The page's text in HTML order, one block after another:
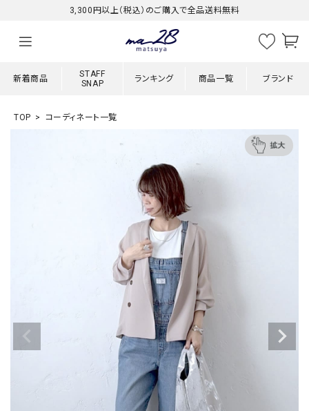
3,300円以上（税込）のご購入で全品送料無料
新着商品
STAFF
SNAP
ランキング 商品一覧 ブランド
TOP コーディネート一覧